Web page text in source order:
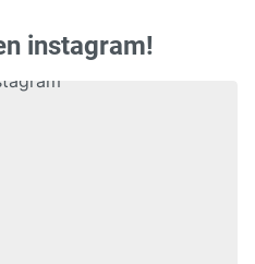
instagram!